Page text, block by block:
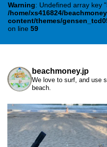
Warning: Undefined array key
/home/xs416824/
content/themes/
on line59
beachmoney.jp
We love to surf, and use
beach.